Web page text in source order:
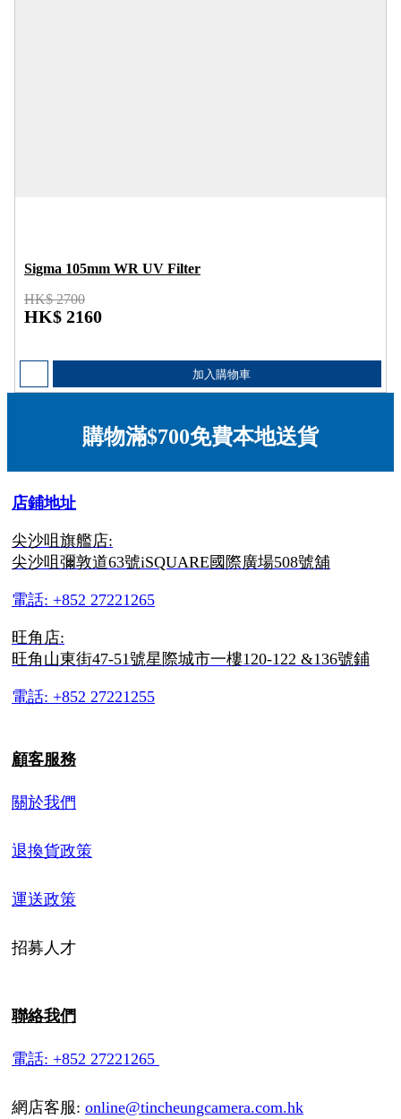
Sigma 105mm WR UV Filter
HK$ 2700
HK$ 2160
加入購物車
購物滿$700免費本地送貨
店鋪地址
尖沙咀旗艦店:
尖沙咀彌敦道63號iSQUARE國際廣場508號舖
電話: +852 27221265
旺角店:
旺角山東街47-51號星際城市一樓120-122 &136號鋪
電話: +852 27221255
顧客服務
關於我們
退換貨政策
運送政策
招募人才
聯絡我們
電話: +852 27221265
網店客服: online@tincheungcamera.com.hk